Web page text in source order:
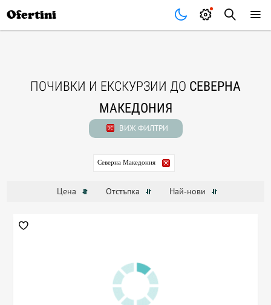
Ofertini
ПОЧИВКИ И ЕКСКУРЗИИ ДО СЕВЕРНА
МАКЕДОНИЯ
ВИЖ ФИЛТРИ
Северна Македония
Цена Отстъпка Най-нови